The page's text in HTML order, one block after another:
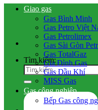
Tìm kiếm:
Giao gas
Gas Bình Minh
Gas Petro Việt
Gas Petrolimex
Gas Sài Gòn
Gas TotalGaz
Gia Đình Gas
Gas Dầu Khí
MISS Gas
Gas công nghiệp
Bếp Gas công